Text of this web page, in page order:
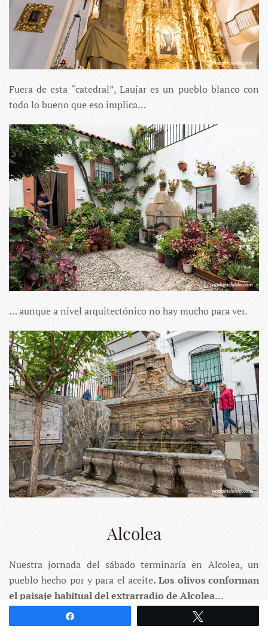
Fuera de esta “catedral”, Laujar es un pueblo blanco con
todo lo bueno que eso implica…
… aunque a nivel arquitectónico no hay mucho para ver.
Alcolea
Nuestra jornada del sábado terminaría en Alcolea, un
pueblo hecho por y para el aceite. Los olivos conforman
el paisaje habitual del extrarradio de Alcolea…